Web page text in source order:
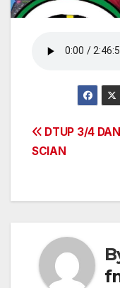
DTUP 3/4
SCIAN